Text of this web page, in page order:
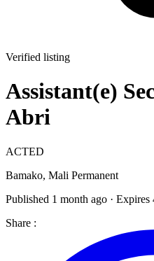
Verified listing
Assistant(e)
Abri
ACTED
Bamako, Mali Permanent
Published 1 month ago ·
Share :